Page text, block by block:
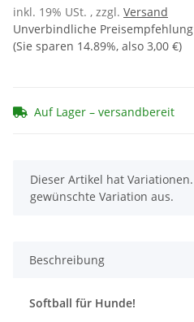
inkl. 19% USt. , zzgl. Versand
Unverbindliche
(Sie sparen 14.89%, also 3,00 €)
Auf Lager – versandbereit
x
Dieser Artikel hat
gewünschte Variation aus.
Beschreibung
Softball für Hunde!